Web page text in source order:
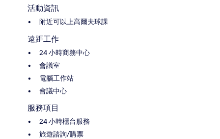
活動資訊
附近可以上高爾夫球課
遠距工作
24 小時商務中心
會議室
電腦工作站
會議中心
服務項目
24 小時櫃台服務
旅遊諮詢/購票